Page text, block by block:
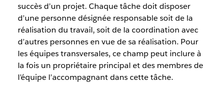
succès d’un projet. Chaque tâche doit disposer
d’une personne désignée responsable soit de la
réalisation du travail, soit de la coordination avec
d’autres personnes en vue de sa réalisation. Pour
les équipes transversales, ce champ peut inclure à
la fois un propriétaire principal et des membres de
l’équipe l’accompagnant dans cette tâche.